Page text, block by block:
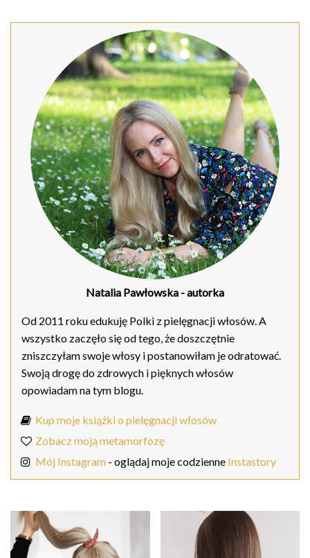
Natalia Pawłowska - autorka
Od 2011 roku edukuję Polki z pielęgnacji włosów. A
wszystko zaczęło się od tego, że doszczętnie
zniszczyłam swoje włosy i postanowiłam je odratować.
Swoją drogę do zdrowych i pięknych włosów
opowiadam na tym blogu.
Kup moje książki o pielęgnacji włosów
Zobacz moją metamorfozę
Mój Instagram - oglądaj moje codzienne Instastory